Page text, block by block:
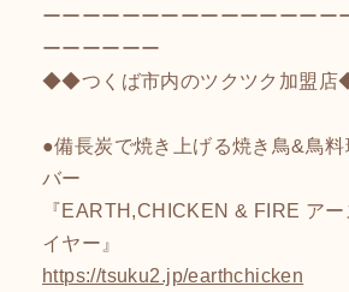
ーーーーーーーーーーーーーーー
ーーーーーー
◆◆つくば市内のツクツク加盟
●備長炭で焼き上げる焼き鳥&鳥
バー
『EARTH,CHICKEN & FIRE ア
イヤー』
https://tsuku2.jp/earthchicken